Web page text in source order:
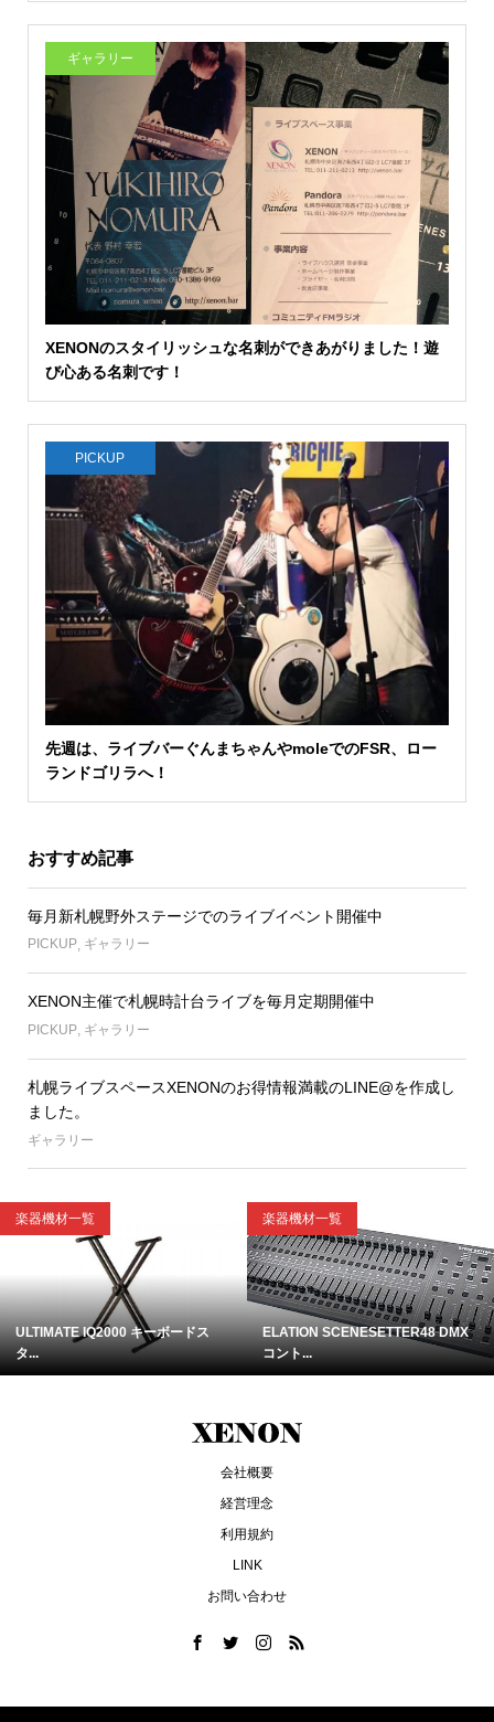
ギャラリー
XENONのスタイリッシュな名刺ができあがりました！遊
び心ある名刺です！
PICKUP
先週は、ライブバーぐんまちゃんやmoleでのFSR、ロー
ランドゴリラへ！
おすすめ記事
毎月新札幌野外ステージでのライブイベント開催中
PICKUP, ギャラリー
XENON主催で札幌時計台ライブを毎月定期開催中
PICKUP, ギャラリー
札幌ライブスペースXENONのお得情報満載のLINE@を作成し
ました。
ギャラリー
楽器機材一覧
ULTIMATE IQ2000 キーボードス
タ...
楽器機材一覧
ELATION SCENESETTER48 DMX
コント...
会社概要
経営理念
利用規約
LINK
お問い合わせ